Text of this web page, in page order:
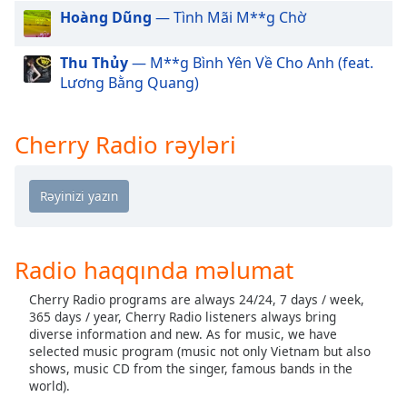
dialog
Escape
close
window.
Opacity
Background
Color
Hoàng Dũng — Tình Mãi M**g Chờ
Thu Thủy— M**g Bình Yên Về Cho Anh (feat.
Lương Bằng Quang)
Cherry Radio rəyləri
Radio haqqında məlumat
Cherry Radio programs are always 24/24, 7 days / week,
365 days / year, Cherry Radio listeners always bring
diverse information and new. As for music, we have
selected music program (music not only Vietnam but also
shows, music CD from the singer, famous bands in the
world).